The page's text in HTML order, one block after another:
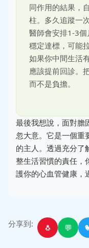
同作用的結果，
柱。多久追蹤一
醫師會安排1-3
穩定達標，可能
如果你中間生活
應該提前回診。
而不是負擔。
最後我想說，面對膽
忽大意。它是一個重
的主人。透過充分了
整生活習慣的責任，
護你的心血管健康，
分享到: 🐧 💬